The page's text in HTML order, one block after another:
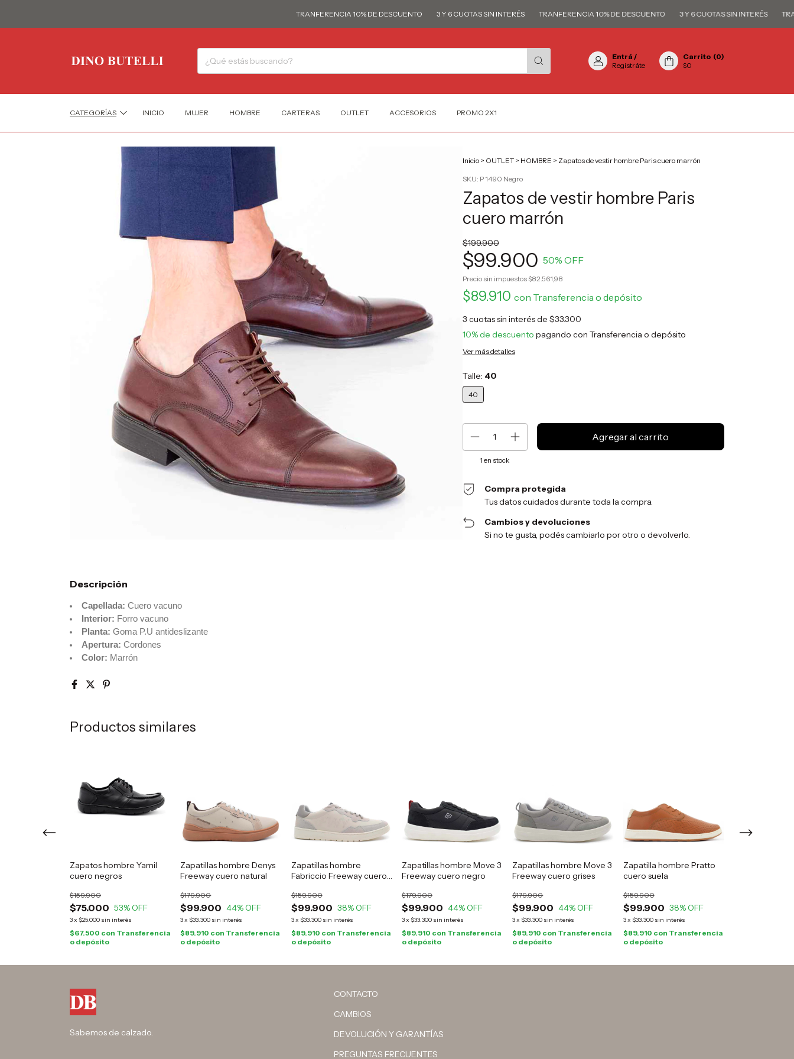
TRANFERENCIA 10% DE DESCUENTO 3 Y 6 CUOTAS SIN INTERÉS TRANFERENCIA 10% DE DESCUENTO 3 Y 6 CUOTAS SIN INTERÉS
Entrá /
Registráte
Carrito (0)
$0
CATEGORÍAS INICIO MUJER HOMBRE CARTERAS OUTLET ACCESORIOS PROMO 2X1
Inicio > OUTLET > HOMBRE > Zapatos de vestir hombre Paris cuero marrón
SKU: P 1490 Negro
Zapatos de vestir hombre Paris
cuero marrón
$199.900
$99.900 50% OFF
Precio sin impuestos$82.561,98
$89.910 con Transferencia o depósito
3 cuotas sin interés de $33.300
10% de descuento pagando con Transferencia o depósito
Ver más detalles
Talle: 40
40
1 en stock
Compra protegida
Tus datos cuidados durante toda la compra.
Cambios y devoluciones
Si no te gusta, podés cambiarlo por otro o devolverlo.
Descripción
Capellada: Cuero vacuno
Interior: Forro vacuno
Planta: Goma P.U antideslizante
Apertura: Cordones
Color: Marrón
Productos similares
Zapatos hombre Yamil
cuero negros
$75.000
$159.900
53% OFF
3x $25.000 sin interés
$67.500 con Transferencia
o depósito
Zapatillas hombre Denys
Freeway cuero natural
$99.900
$179.900
44% OFF
3x $33.300 sin interés
$89.910 con Transferencia
o depósito
Zapatillas hombre
Fabriccio Freeway cuero
$99.900
$159.900
38% OFF
3x $33.300 sin interés
$89.910 con Transferencia
o depósito
Zapatillas hombre Move 3
Freeway cuero negro
$99.900
$179.900
44% OFF
3x $33.300 sin interés
$89.910 con Transferencia
o depósito
Zapatillas hombre Move 3
Freeway cuero grises
$99.900
$179.900
44% OFF
3x $33.300 sin interés
$89.910 con Transferencia
o depósito
Zapatilla hombre Pratto
cuero suela
$99.900
$159.900
38% OFF
3x $33.300 sin interés
$89.910 con Transferencia
o depósito
Sabemos de calzado.
CONTACTO
CAMBIOS
DEVOLUCIÓN Y GARANTÍAS
PREGUNTAS FRECUENTES